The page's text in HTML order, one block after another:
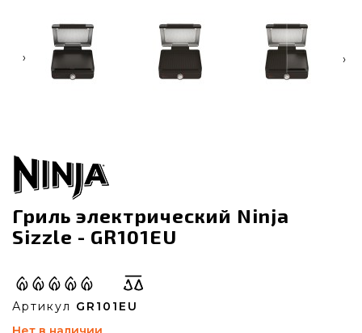
‹ ›
Гриль электрический Ninja
Sizzle - GR101EU
Артикул GR101EU